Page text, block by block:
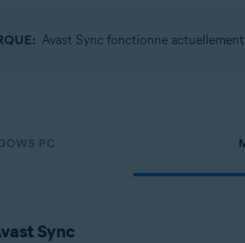
Avast Sync fonctionne
PC
Sync